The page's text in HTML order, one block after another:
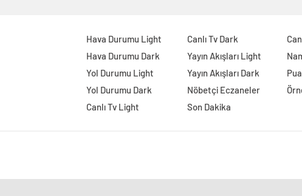
Hava Durumu Light
Hava Durumu Dark
Yol Durumu Light
Yol Durumu Dark
Canlı Tv Light
Canlı Tv Dark
Yayın Akışları Light
Yayın Akışları Dark
Nöbetçi Eczaneler
Son Dakika